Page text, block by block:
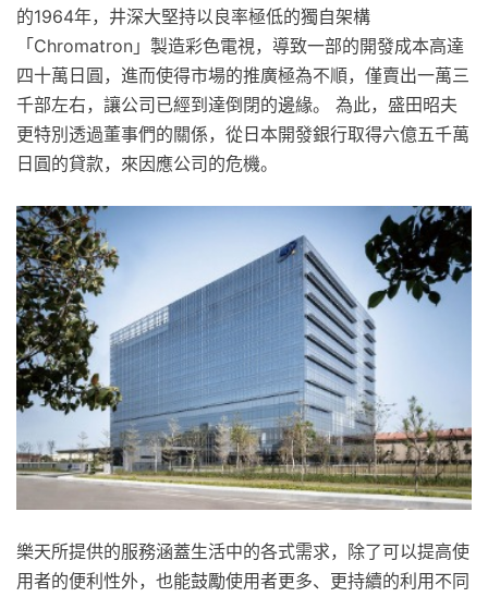
的1964年，井深大堅持以良率極低的獨自架構
「Chromatron」製造彩色電視，導致一部的開發成本高達
四十萬日圓，進而使得市場的推廣極為不順，僅賣出一萬三
千部左右，讓公司已經到達倒閉的邊緣。 為此，盛田昭夫
更特別透過董事們的關係，從日本開發銀行取得六億五千萬
日圓的貸款，來因應公司的危機。
樂天所提供的服務涵蓋生活中的各式需求，除了可以提高使
用者的便利性外，也能鼓勵使用者更多、更持續的利用不同